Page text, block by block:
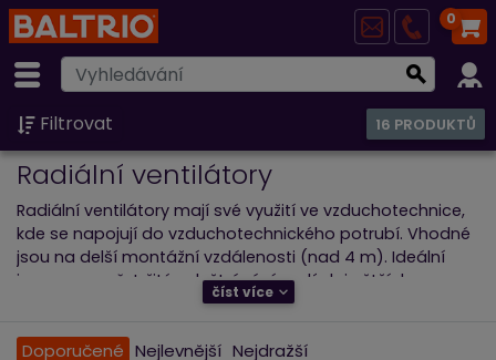
0
Filtrovat 16 PRODUKTŮ
Radiální ventilátory
Radiální ventilátory mají své využití ve vzduchotechnice,
kde se napojují do vzduchotechnického potrubí. Vhodné
jsou na delší montážní vzdálenosti (nad 4 m). Ideální
jsou pro nepřetržité odvětrávání malých i větších
místností. Mají vyšší statický tlak.
číst více
Doporučené Nejlevnější Nejdražší